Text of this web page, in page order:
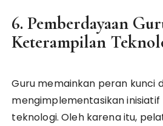
6. Pemberdayaan
Keterampilan
Guru memainkan peran kunci
mengimplementasikan inisiatif
teknologi. Oleh karena itu,